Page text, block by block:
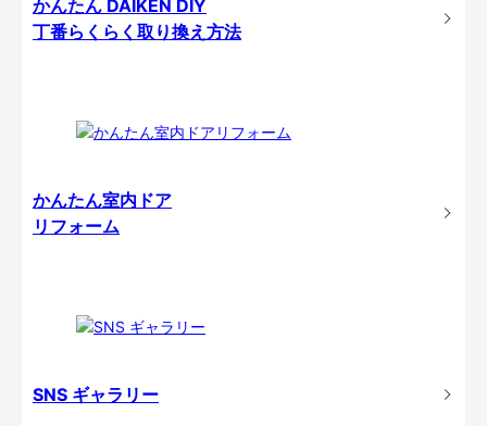
かんたん DAIKEN DIY
丁番らくらく取り換え方法
かんたん室内ドア
リフォーム
SNS ギャラリー